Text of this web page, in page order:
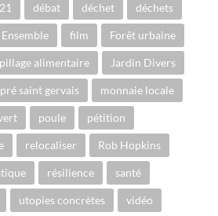
débat déchet déchets
Ensemble film Forêt urbaine
alimentaire Jardin Divers
saint gervais monnaie locale
poule pétition
relocaliser Rob Hopkins
résilience santé
utopies concrètes vidéo